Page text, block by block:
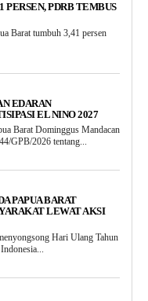
PERSEN, PDRB TEMBUS
Barat tumbuh 3,41 persen
EDARAN
EL NINO 2027
Barat Dominggus Mandacan
GPB/2026 tentang...
PAPUA BARAT
LEWAT AKSI
Hari Ulang Tahun